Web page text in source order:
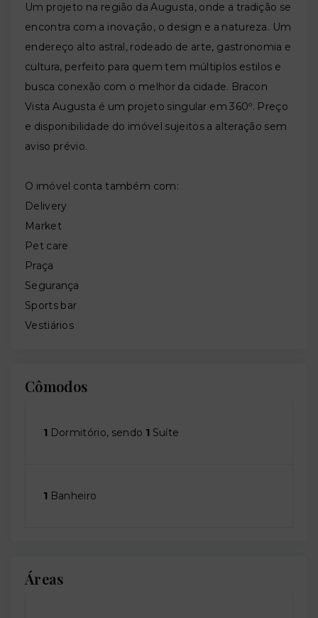
Um projeto na região da Augusta, onde a tradição se
encontra com a inovação, o design e a natureza. Um
endereço alto astral, rodeado de arte, gastronomia e
cultura, perfeito para quem tem múltiplos estilos e
busca conexão com o melhor da cidade. Bracon
Vista Augusta é um projeto singular em 360º. Preço
e disponibilidade do imóvel sujeitos a alteração sem
aviso prévio.
O imóvel conta também com:
Delivery
Market
Pet care
Praça
Segurança
Sports bar
Vestiários
Cômodos
1 Dormitório, sendo 1 Suíte
1 Banheiro
Áreas